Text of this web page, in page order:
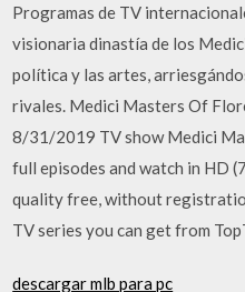
Programas de TV
visionaria dinastía de los
política y las artes,
rivales. Medici Masters Of
8/31/2019 TV show Medici
full episodes and watch in HD
quality free, without
TV series you can get from
descargar mlb para pc